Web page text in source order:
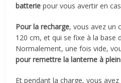
batterie pour vous avertir en
Pour la recharge, vous avez un
120 cm, et qui se fixe à la base
Normalement, une fois vide,
pour remettre la lanterne à
Et pendant la charge, vous avez